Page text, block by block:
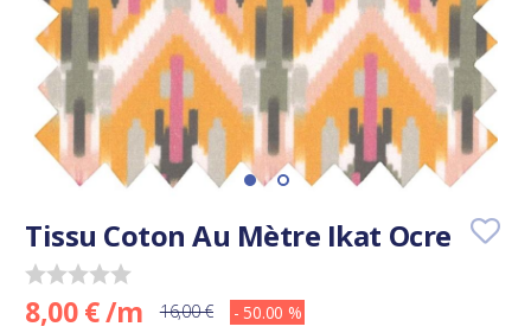
Tissu Coton Au Mètre Ikat Ocre
8,00 € /m 16,00 € - 50.00 %